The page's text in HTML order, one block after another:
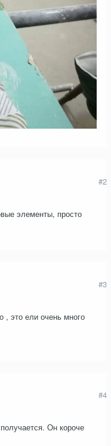
#2
элементы, просто
#3
, это ели очень много
#4
Он короче